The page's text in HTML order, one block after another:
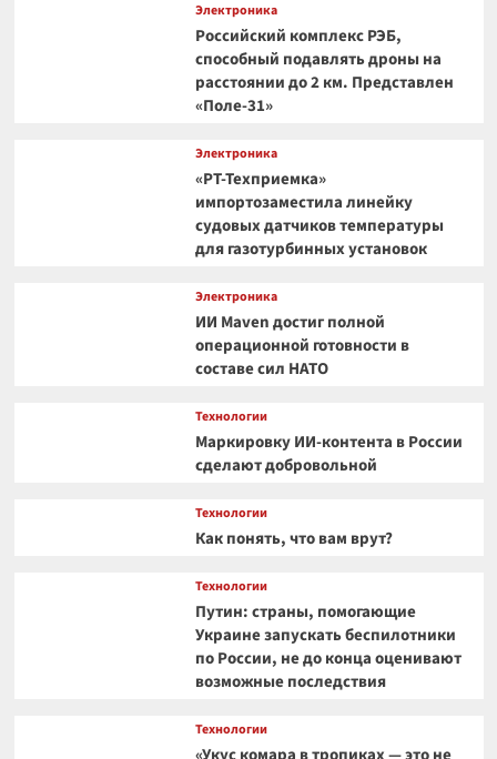
Электроника
Российский комплекс РЭБ,
способный подавлять дроны на
расстоянии до 2 км. Представлен
«Поле-31»
Электроника
«РТ-Техприемка»
импортозаместила линейку
судовых датчиков температуры
для газотурбинных установок
Электроника
ИИ Maven достиг полной
операционной готовности в
составе сил НАТО
Технологии
Маркировку ИИ-контента в России
сделают добровольной
Технологии
Как понять, что вам врут?
Технологии
Путин: страны, помогающие
Украине запускать беспилотники
по России, не до конца оценивают
возможные последствия
Технологии